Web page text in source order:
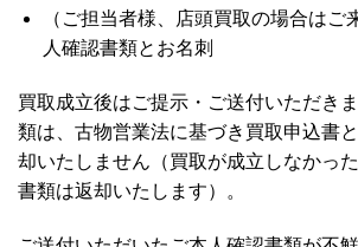
（ご担当者様、店頭買取の場合はご
人確認書類とお名刺
買取成立後はご提示・ご送付いただき
類は、古物営業法に基づき買取申込書
却いたしません（買取が成立しなかっ
書類は返却いたします）。